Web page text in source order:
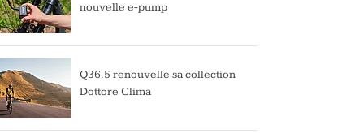
nouvelle e-pump
Q36.5 renouvelle sa collection
Dottore Clima